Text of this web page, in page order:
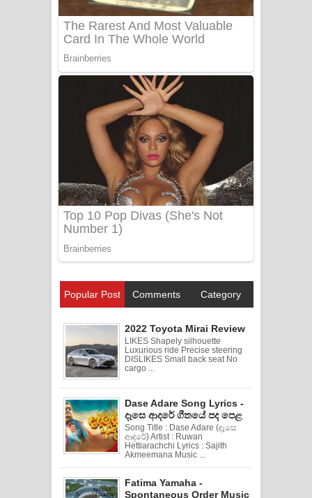
Popular Post Comments Category
2022 Toyota Mirai Review
LIKES Shapely silhouette
Luxurious ride Precise steering
DISLIKES Small back seat No
cargo ...
Dase Adare Song Lyrics -
දෑසෙ ආදරේ ගීතයේ පද පෙළ
Song Title : Dase Adare (දෑසෙ
ආදරේ) Artist : Ruwan
Hettiarachchi Lyrics : Sajith
Akmeemana Music ...
Fatima Yamaha -
Spontaneous Order Music